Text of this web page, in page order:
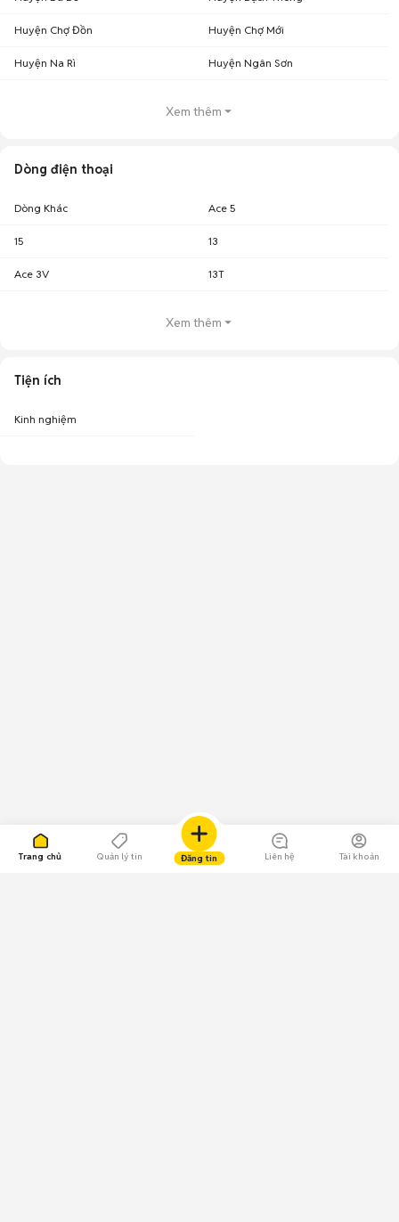
Trang chủ Quản lý tin Đăng tin Liên hệ Tài khoản
Huyện Chợ Đồn Huyện Chợ Mới
Huyện Na Rì Huyện Ngân Sơn
Xem thêm
Dòng điện thoại
Dòng Khác Ace 5
15 13
Ace 3V 13T
Xem thêm
Tiện ích
Kinh nghiệm